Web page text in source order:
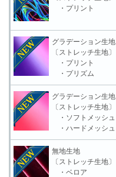
・プリント
グラデーション生地
〔ストレッチ生地〕
・プリント
・プリズム
グラデーション生地
〔ストレッチ生地〕
・ソフトメッシュ
・ハードメッシュ
無地生地
〔ストレッチ生地〕
・ベロア